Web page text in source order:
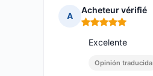
A
Acheteur vérifié
Nota: 5 de 5
Excelente
Opinión traducida